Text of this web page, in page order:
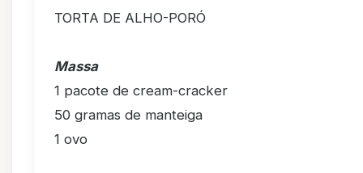
TORTA DE ALHO-PORÓ
Massa
1 pacote de cream-cracker
50 gramas de manteiga
1 ovo